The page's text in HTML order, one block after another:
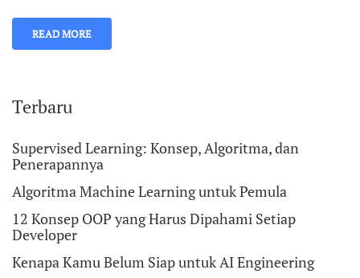
READ MORE
Terbaru
Supervised Learning: Konsep, Algoritma, dan
Penerapannya
Algoritma Machine Learning untuk Pemula
12 Konsep OOP yang Harus Dipahami Setiap
Developer
Kenapa Kamu Belum Siap untuk AI Engineering